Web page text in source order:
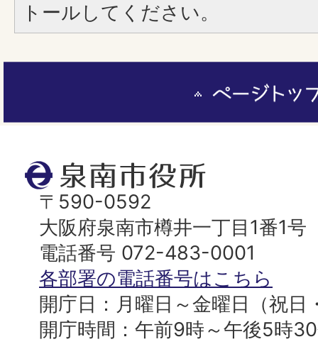
トールしてください。
泉
南
市
役
所
〒590-0592
大阪府泉南市樽井一丁目1番1号
電話番号 072-483-0001
各部署の電話番号はこちら
開庁日：月曜日～金曜日（祝日
開庁時間：午前9時～午後5時